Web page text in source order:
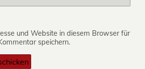
und Website in diesem Browser für
speichern.